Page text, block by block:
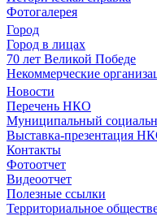
Фотогалерея
Город
Город в лицах
70 лет Великой Победе
Некоммерческие
Новости
Перечень НКО
Муниципальный
Выставка-презентация
Контакты
Фотоотчет
Видеоотчет
Полезные ссылки
Территориальное